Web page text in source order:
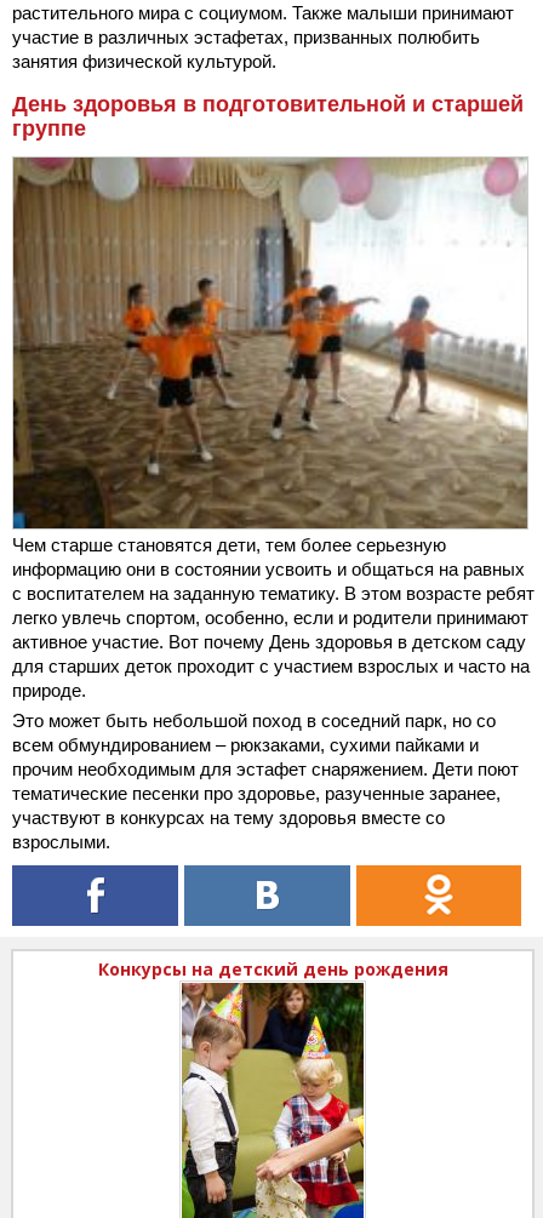
растительного мира с социумом. Также малыши принимают
участие в различных эстафетах, призванных полюбить
занятия физической культурой.
День здоровья в подготовительной и старшей
группе
Чем старше становятся дети, тем более серьезную
информацию они в состоянии усвоить и общаться на равных
с воспитателем на заданную тематику. В этом возрасте ребят
легко увлечь спортом, особенно, если и родители принимают
активное участие. Вот почему День здоровья в детском саду
для старших деток проходит с участием взрослых и часто на
природе.
Это может быть небольшой поход в соседний парк, но со
всем обмундированием – рюкзаками, сухими пайками и
прочим необходимым для эстафет снаряжением. Дети поют
тематические песенки про здоровье, разученные заранее,
участвуют в конкурсах на тему здоровья вместе со
взрослыми.
Конкурсы на детский день рождения